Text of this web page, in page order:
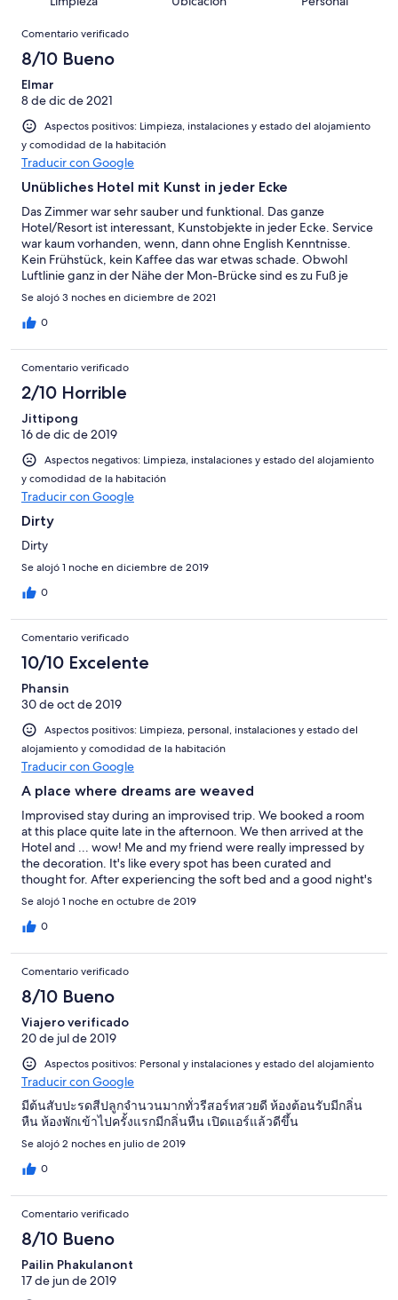
puntuación
Normal
una
puntuación
Mediocre
una
puntuación
de
Horrible
Comentarios
Comentario verificado
8/10 Bueno
Elmar
8 de dic de 2021
Aspectos positivos: Limpieza, instalaciones y estado del alojamiento
y comodidad de la habitación
Traducir con Google
Unübliches Hotel mit Kunst in jeder Ecke
Das Zimmer war sehr sauber und funktional. Das ganze
Hotel/Resort ist interessant, Kunstobjekte in jeder Ecke. Service
war kaum vorhanden, wenn, dann ohne English Kenntnisse.
Kein Frühstück, kein Kaffee das war etwas schade. Obwohl
Luftlinie ganz in der Nähe der Mon-Brücke sind es zu Fuß je
nach Weg in Richtung Norden fast 2 Km und in Richtung Süden
nahezu drei. Wenn man ein Auto oder Scooter hat ist alles
bestens. Parkplatz ist vorhanden
Se alojó 3 noches en diciembre de 2021
0
Comentario verificado
2/10 Horrible
Jittipong
16 de dic de 2019
Aspectos negativos: Limpieza, instalaciones y estado del alojamiento
y comodidad de la habitación
Traducir con Google
Dirty
Dirty
Se alojó 1 noche en diciembre de 2019
0
Comentario verificado
10/10 Excelente
Phansin
30 de oct de 2019
Aspectos positivos: Limpieza, personal, instalaciones y estado del
alojamiento y comodidad de la habitación
Traducir con Google
A place where dreams are weaved
Improvised stay during an improvised trip. We booked a room
at this place quite late in the afternoon. We then arrived at the
Hotel and ... wow! Me and my friend were really impressed by
the decoration. It's like every spot has been curated and
thought for. After experiencing the soft bed and a good night's
sleep, we realized that the hotel name could be translated
literally by "Dreamweaving house". We were really amazed by
our one night stay there!
Se alojó 1 noche en octubre de 2019
0
Comentario verificado
8/10 Bueno
Viajero verificado
20 de jul de 2019
Aspectos positivos: Personal y instalaciones y estado del alojamiento
Traducir con Google
มีต้นสับปะรดสีปลูกจำนวนมากทั่วรีสอร์ทสวยดี ห้องต้อนรับมีกลิ่น
หืน ห้องพักเข้าไปครั้งแรกมีกลิ่นหืน เปิดแอร์แล้วดีขึ้น
Se alojó 2 noches en julio de 2019
0
Comentario verificado
8/10 Bueno
Pailin Phakulanont
17 de jun de 2019